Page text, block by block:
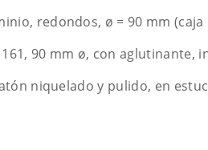
redondos, ø = 90 mm (caja
90 mm ø, con aglutinante,
niquelado y pulido, en